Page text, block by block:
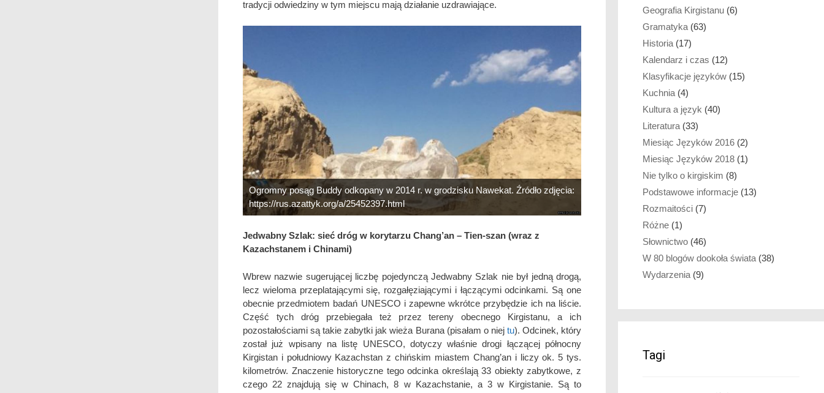
tradycji odwiedziny w tym miejscu mają działanie uzdrawiające.
Ogromny posąg Buddy odkopany w 2014 r. w grodzisku Nawekat. Źródło zdjęcia:
https://rus.azattyk.org/a/25452397.html
Jedwabny Szlak: sieć dróg w korytarzu Chang’an – Tien-szan (wraz z
Kazachstanem i Chinami)
Wbrew nazwie sugerującej liczbę pojedynczą Jedwabny Szlak nie był jedną drogą,
lecz wieloma przeplatającymi się, rozgałęziającymi i łączącymi odcinkami. Są one
obecnie przedmiotem badań UNESCO i zapewne wkrótce przybędzie ich na liście.
Część tych dróg przebiegała też przez tereny obecnego Kirgistanu, a ich
pozostałościami są takie zabytki jak wieża Burana (pisałam o niej tu). Odcinek, który
został już wpisany na listę UNESCO, dotyczy właśnie drogi łączącej północny
Kirgistan i południowy Kazachstan z chińskim miastem Chang’an i liczy ok. 5 tys.
kilometrów. Znaczenie historyczne tego odcinka określają 33 obiekty zabytkowe, z
czego 22 znajdują się w Chinach, 8 w Kazachstanie, a 3 w Kirgistanie. Są to
Geografia Kirgistanu (6)
Gramatyka (63)
Historia (17)
Kalendarz i czas (12)
Klasyfikacje języków (15)
Kuchnia (4)
Kultura a język (40)
Literatura (33)
Miesiąc Języków 2016 (2)
Miesiąc Języków 2018 (1)
Nie tylko o kirgiskim (8)
Podstawowe informacje (13)
Rozmaitości (7)
Różne (1)
Słownictwo (46)
W 80 blogów dookoła świata (38)
Wydarzenia (9)
Tagi